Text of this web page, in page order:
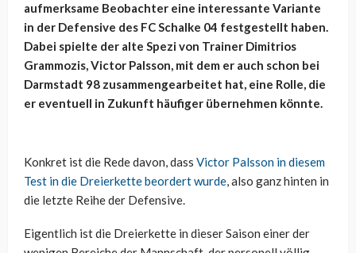
aufmerksame Beobachter eine interessante Variante
in der Defensive des FC Schalke 04 festgestellt haben.
Dabei spielte der alte Spezi von Trainer Dimitrios
Grammozis, Victor Palsson, mit dem er auch schon bei
Darmstadt 98 zusammengearbeitet hat, eine Rolle, die
er eventuell in Zukunft häufiger übernehmen könnte.
Konkret ist die Rede davon, dass Victor Palsson in diesem
Test in die Dreierkette beordert wurde, also ganz hinten in
die letzte Reihe der Defensive.
Eigentlich ist die Dreierkette in dieser Saison einer der